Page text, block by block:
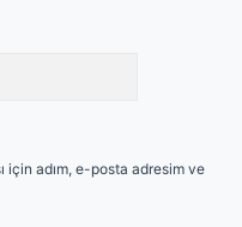
için adım, e-posta adresim ve